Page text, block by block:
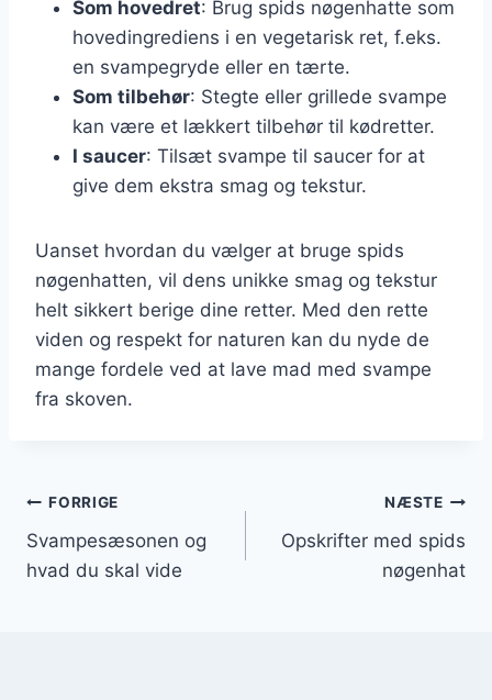
Som hovedret: Brug spids nøgenhatte som
hovedingrediens i en vegetarisk ret, f.eks.
en svampegryde eller en tærte.
Som tilbehør: Stegte eller grillede svampe
kan være et lækkert tilbehør til kødretter.
I saucer: Tilsæt svampe til saucer for at
give dem ekstra smag og tekstur.
Uanset hvordan du vælger at bruge spids
nøgenhatten, vil dens unikke smag og tekstur
helt sikkert berige dine retter. Med den rette
viden og respekt for naturen kan du nyde de
mange fordele ved at lave mad med svampe
fra skoven.
Indlægsnavigation
FORRIGE
Svampesæsonen og
hvad du skal vide
NÆSTE
Opskrifter med spids
nøgenhat